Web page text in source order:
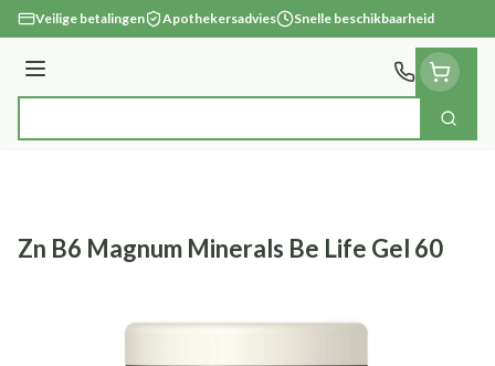
Ga naar de inhoud
Veilige betalingen Apothekersadvies Snelle beschikbaarheid
Menu
Zoek
Zn B6 Magnum Minerals Be Life Gel 60